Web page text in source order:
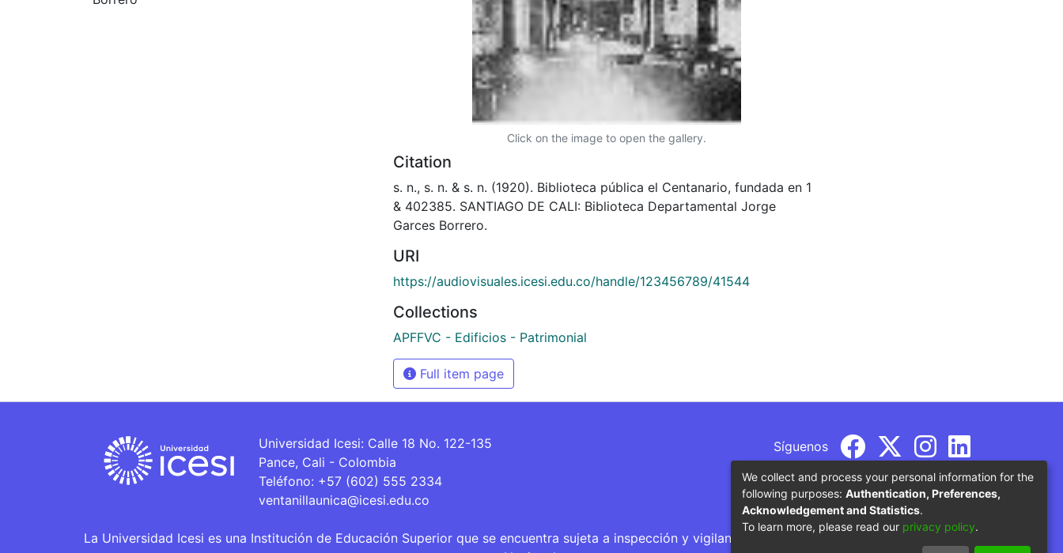
Click on the image to open the gallery.
Citation
s. n., s. n. & s. n. (1920). Biblioteca pública el Centanario, fundada en 1
& 402385. SANTIAGO DE CALI: Biblioteca Departamental Jorge
Garces Borrero.
URI
https://audiovisuales.icesi.edu.co/handle/123456789/41544
Collections
APFFVC - Edificios - Patrimonial
Full item page
Universidad Icesi: Calle 18 No. 122-135
Pance, Cali - Colombia
Teléfono: +57 (602) 555 2334
ventanillaunica@icesi.edu.co
Síguenos
La Universidad Icesi es una Institución de Educación Superior que se encuentra sujeta a inspección y vigilancia por parte del Ministerio de Educación
We collect and process your personal information for the
following purposes: Authentication, Preferences,
Acknowledgement and Statistics.
To learn more, please read our privacy policy.